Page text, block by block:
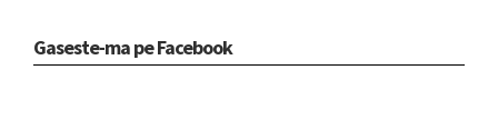
Gaseste-ma pe Facebook